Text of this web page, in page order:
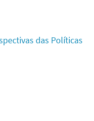
das Políticas